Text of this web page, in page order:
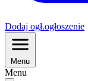
Dodaj ogł.ogłoszenie
Menu
Menu